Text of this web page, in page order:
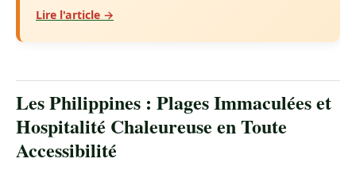
Lire l'article →
Les Philippines : Plages Immaculées et
Hospitalité Chaleureuse en Toute
Accessibilité